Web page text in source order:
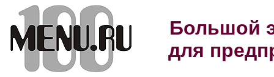
Большой
для